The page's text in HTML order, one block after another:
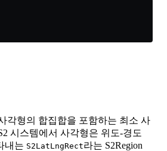
각형의 합집합을 포함하는 최소 사
시스템에서 사각형은 위도-경도
내는 S2LatLngRect라는 S2Region